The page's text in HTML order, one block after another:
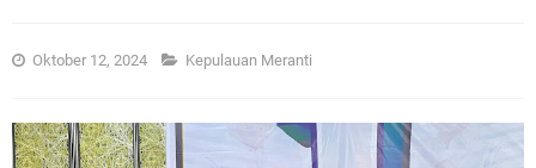
Oktober 12, 2024 Kepulauan Meranti